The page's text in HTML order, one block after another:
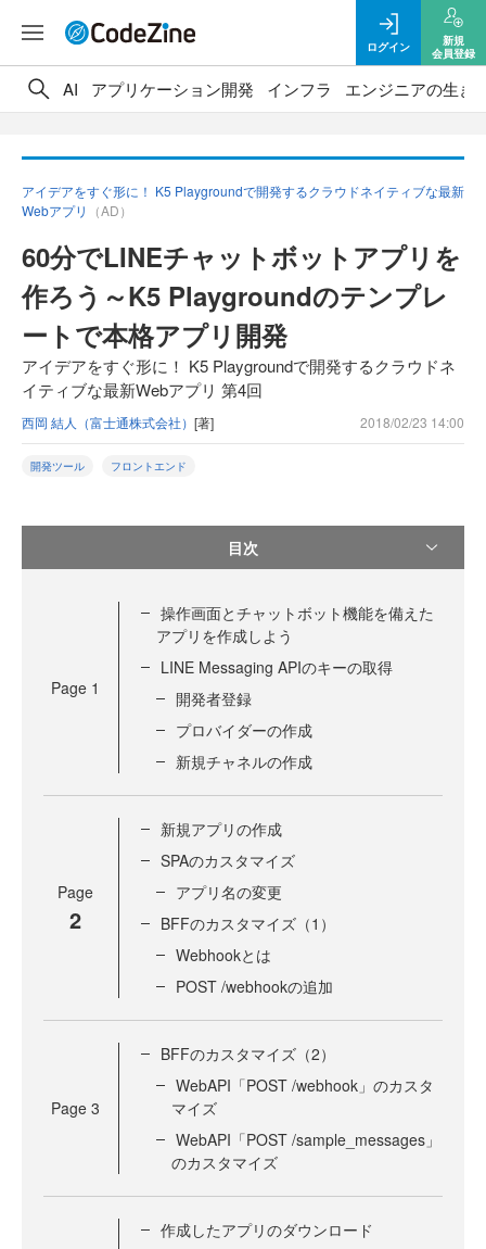
ログイン
新規
会員登録
AI アプリケーション開発 インフラ エンジニアの生き
アイデアをすぐ形に！ K5 Playgroundで開発するクラウドネイティブな最新
Webアプリ
（AD）
60分でLINEチャットボットアプリを
作ろう～K5 Playgroundのテンプレ
ートで本格アプリ開発
アイデアをすぐ形に！ K5 Playgroundで開発するクラウドネ
イティブな最新Webアプリ 第4回
西岡 結人（富士通株式会社） [著] 2018/02/23 14:00
開発ツール フロントエンド
目次
Page 1
操作画面とチャットボット機能を備えた
アプリを作成しよう
LINE Messaging APIのキーの取得
開発者登録
プロバイダーの作成
新規チャネルの作成
Page
2
新規アプリの作成
SPAのカスタマイズ
アプリ名の変更
BFFのカスタマイズ（1）
Webhookとは
POST /webhookの追加
Page 3
BFFのカスタマイズ（2）
WebAPI「POST /webhook」のカスタ
マイズ
WebAPI「POST /sample_messages」
のカスタマイズ
作成したアプリのダウンロード